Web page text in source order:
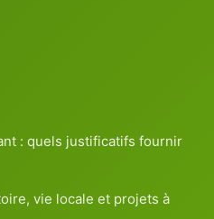
: quels justificatifs fournir
vie locale et projets à